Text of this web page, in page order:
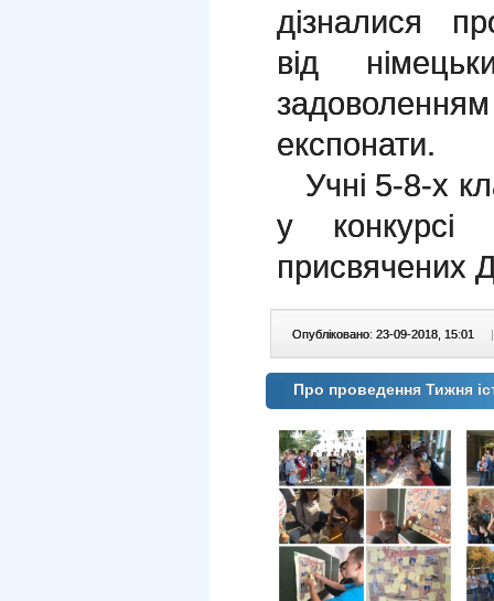
дізналися
від
експонати.
Учні 5-8-х
у конкурсі
присвячених
Опубліковано: 23-09-2018, 15:01 |
Про проведення Тижня